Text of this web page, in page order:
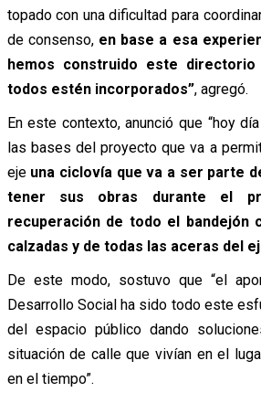
topado con una dificultad para
de consenso, en base a esa
hemos construido este directorio
todos estén incorporados”, agregó.
En este contexto, anunció que “hoy
las bases del proyecto que va a
eje una ciclovía que va a ser parte
tener sus obras durante el
recuperación de todo el bandejón
calzadas y de todas las aceras del
De este modo, sostuvo que “el
Desarrollo Social ha sido todo este
del espacio público dando
situación de calle que vivían en el
en el tiempo”.